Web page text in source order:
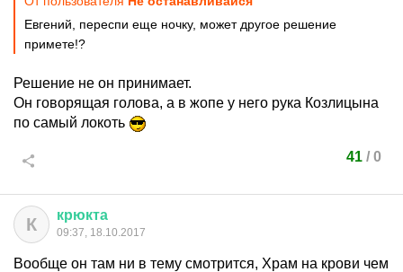
Евгений, переспи еще ночку, может другое решение
примете!?
Решение не он принимает.
Он говорящая голова, а в жопе у него рука Козлицына
по самый локоть
41 / 0
К крюкта
09:37, 18.10.2017
Вообще он там ни в тему смотрится, Храм на крови чем